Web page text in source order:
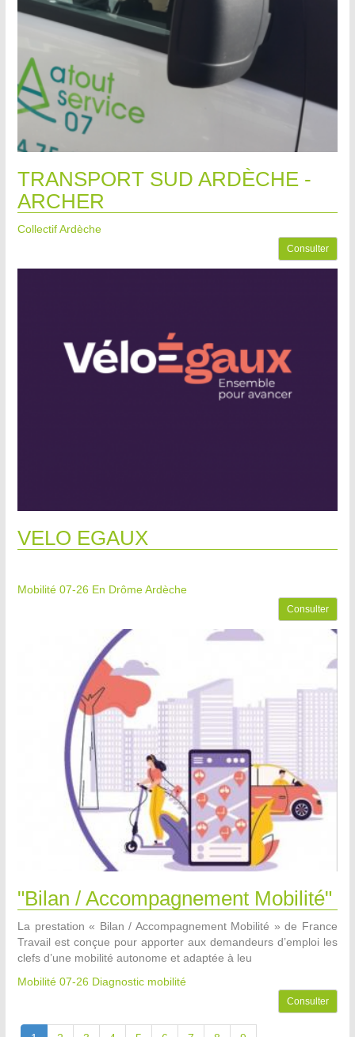
TRANSPORT SUD ARDÈCHE -
ARCHER
Collectif Ardèche
Consulter
VELO EGAUX
Mobilité 07-26 En Drôme Ardèche
Consulter
"Bilan / Accompagnement Mobilité"
La prestation « Bilan / Accompagnement Mobilité » de France
Travail est conçue pour apporter aux demandeurs d’emploi les
clefs d’une mobilité autonome et adaptée à leu
Mobilité 07-26 Diagnostic mobilité
Consulter